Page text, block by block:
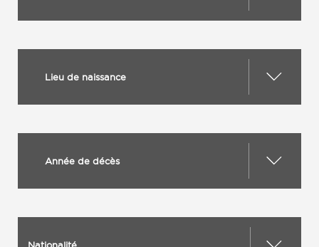
Lieu de naissance
Année de décès
Nationalité